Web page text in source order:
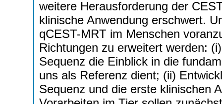
weitere Herausforderung der
klinische Anwendung erschwert.
qCEST-MRT im Menschen
Richtungen zu erweitert werden:
Sequenz die Einblick in die
uns als Referenz dient; (ii)
Sequenz und die erste klinischen